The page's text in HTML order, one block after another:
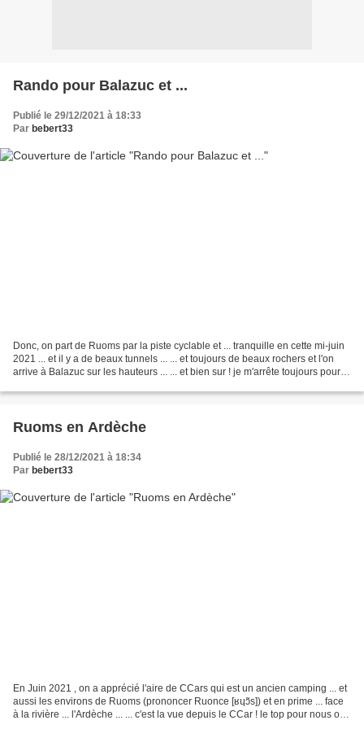
Rando pour Balazuc et ...
Publié le 29/12/2021 à 18:33
Par bebert33
Donc, on part de Ruoms par la piste cyclable et ... tranquille en cette mi-juin
2021 ... et il y a de beaux tunnels ... ... et toujours de beaux rochers et l'on
arrive à Balazuc sur les hauteurs ... ... et bien sur ! je m'arrête toujours pour
Ruoms en Ardèche
Publié le 28/12/2021 à 18:34
Par bebert33
En Juin 2021 , on a apprécié l'aire de CCars qui est un ancien camping ... et
aussi les environs de Ruoms (prononcer Ruonce [ʁɥɔ̃s]) et en prime ... face
à la rivière ... l'Ardèche ... ... c'est la vue depuis le CCar ! le top pour nous on